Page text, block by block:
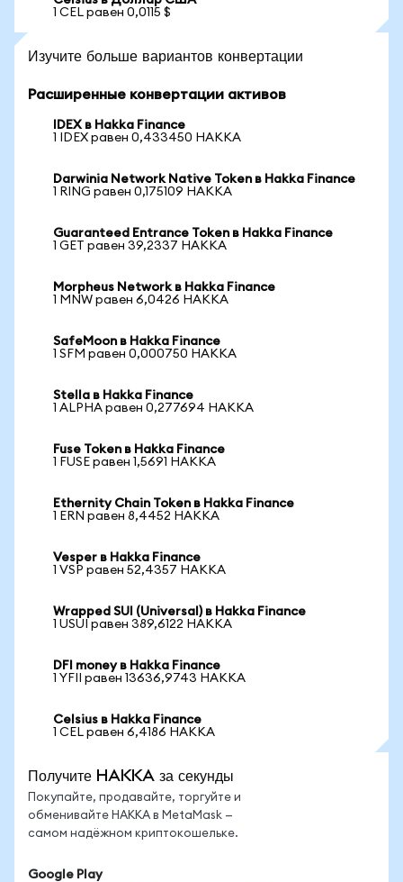
1 CEL равен 0,0115 $
Изучите больше вариантов конвертации
Расширенные конвертации активов
IDEX в Hakka Finance
1 IDEX равен 0,433450 HAKKA
Darwinia Network Native Token в Hakka Finance
1 RING равен 0,175109 HAKKA
Guaranteed Entrance Token в Hakka Finance
1 GET равен 39,2337 HAKKA
Morpheus Network в Hakka Finance
1 MNW равен 6,0426 HAKKA
SafeMoon в Hakka Finance
1 SFM равен 0,000750 HAKKA
Stella в Hakka Finance
1 ALPHA равен 0,277694 HAKKA
Fuse Token в Hakka Finance
1 FUSE равен 1,5691 HAKKA
Ethernity Chain Token в Hakka Finance
1 ERN равен 8,4452 HAKKA
Vesper в Hakka Finance
1 VSP равен 52,4357 HAKKA
Wrapped SUI (Universal) в Hakka Finance
1 USUI равен 389,6122 HAKKA
DFI money в Hakka Finance
1 YFII равен 13636,9743 HAKKA
Celsius в Hakka Finance
1 CEL равен 6,4186 HAKKA
Получите HAKKA за секунды
Покупайте, продавайте, торгуйте и
обменивайте HAKKA в MetaMask —
самом надёжном криптокошельке.
Google Play